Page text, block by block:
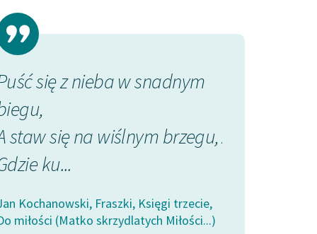
się z nieba w snadnym
staw się na wiślnym brzegu,
ku...
Kochanowski, Fraszki, Księgi trzecie,
miłości (Matko skrzydlatych Miłości...)